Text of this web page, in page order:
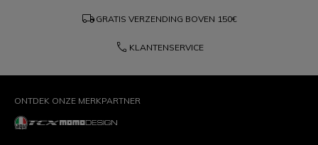
local_shipping GRATIS VERZENDING BOVEN 150€
phone KLANTENSERVICE
ONTDEK ONZE MERKPARTNER